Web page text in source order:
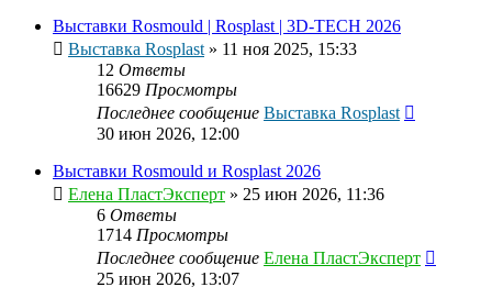
Выставки Rosmould | Rosplast | 3D-TECH 2026
Выставка Rosplast» 11 ноя 2025, 15:33
12 Ответы
16629 Просмотры
Последнее сообщение Выставка Rosplast
30 июн 2026, 12:00
Выставки Rosmould и Rosplast 2026
Елена ПластЭксперт » 25 июн 2026, 11:36
6 Ответы
1714 Просмотры
Последнее сообщение Елена ПластЭксперт
25 июн 2026, 13:07